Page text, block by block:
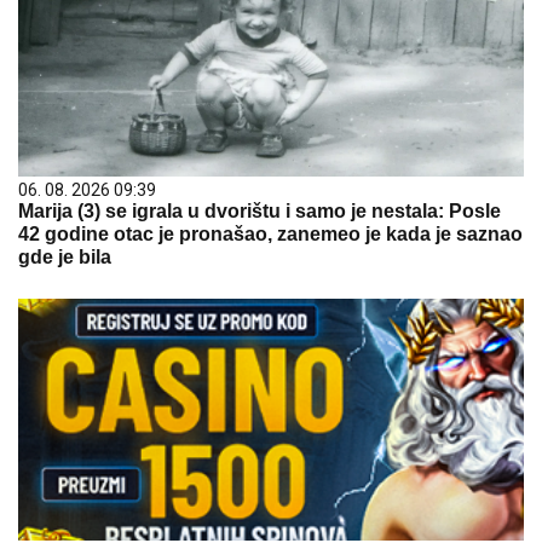
06. 08. 2026 09:39
Marija (3) se igrala u dvorištu i samo je nestala: Posle
42 godine otac je pronašao, zanemeo je kada je saznao
gde je bila